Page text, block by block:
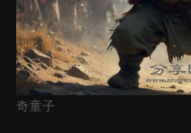
奇童子